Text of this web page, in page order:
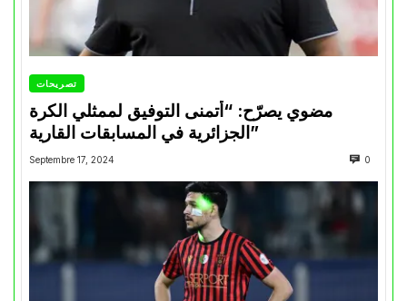
تصريحات
مضوي يصرّح: “أتمنى التوفيق لممثلي الكرة
الجزائرية في المسابقات القارية”
Septembre 17, 2024 0